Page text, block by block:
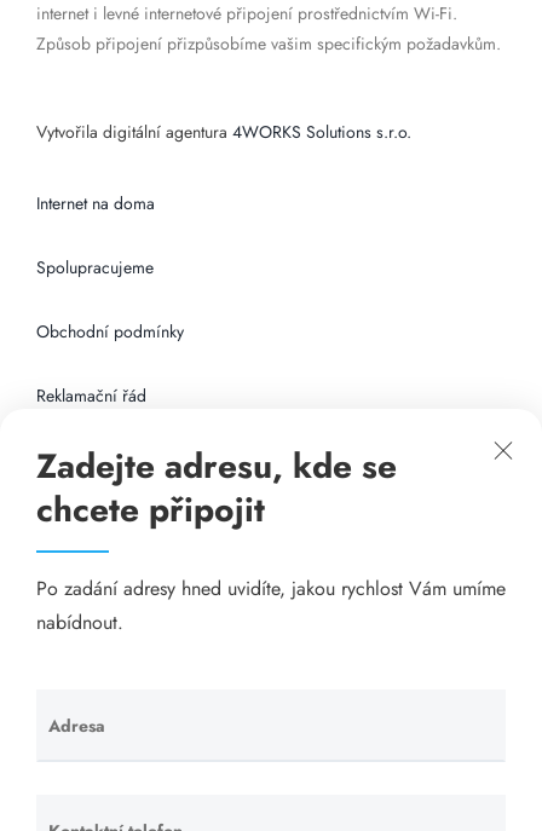
internet i levné internetové připojení prostřednictvím Wi-Fi.
Způsob připojení přizpůsobíme vašim specifickým požadavkům.
Vytvořila digitální agentura 4WORKS Solutions s.r.o.
Internet na doma
Spolupracujeme
Obchodní podmínky
Reklamační řád
Připojení k internetu
Odkazy
Katalog A-seznam.cz
Visací zámky - TOKOZ
Zadejte adresu, kde se
chcete připojit
Po zadání adresy hned uvidíte, jakou rychlost Vám umíme
nabídnout.
Adresa
Ponechte
toto pole